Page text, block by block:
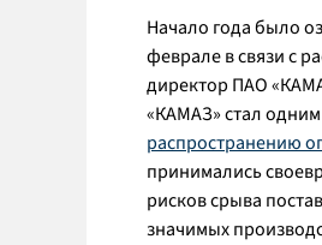
Начало года было
феврале в связи с
директор ПАО
«КАМАЗ» стал
распространению
принимались
рисков срыва
значимых